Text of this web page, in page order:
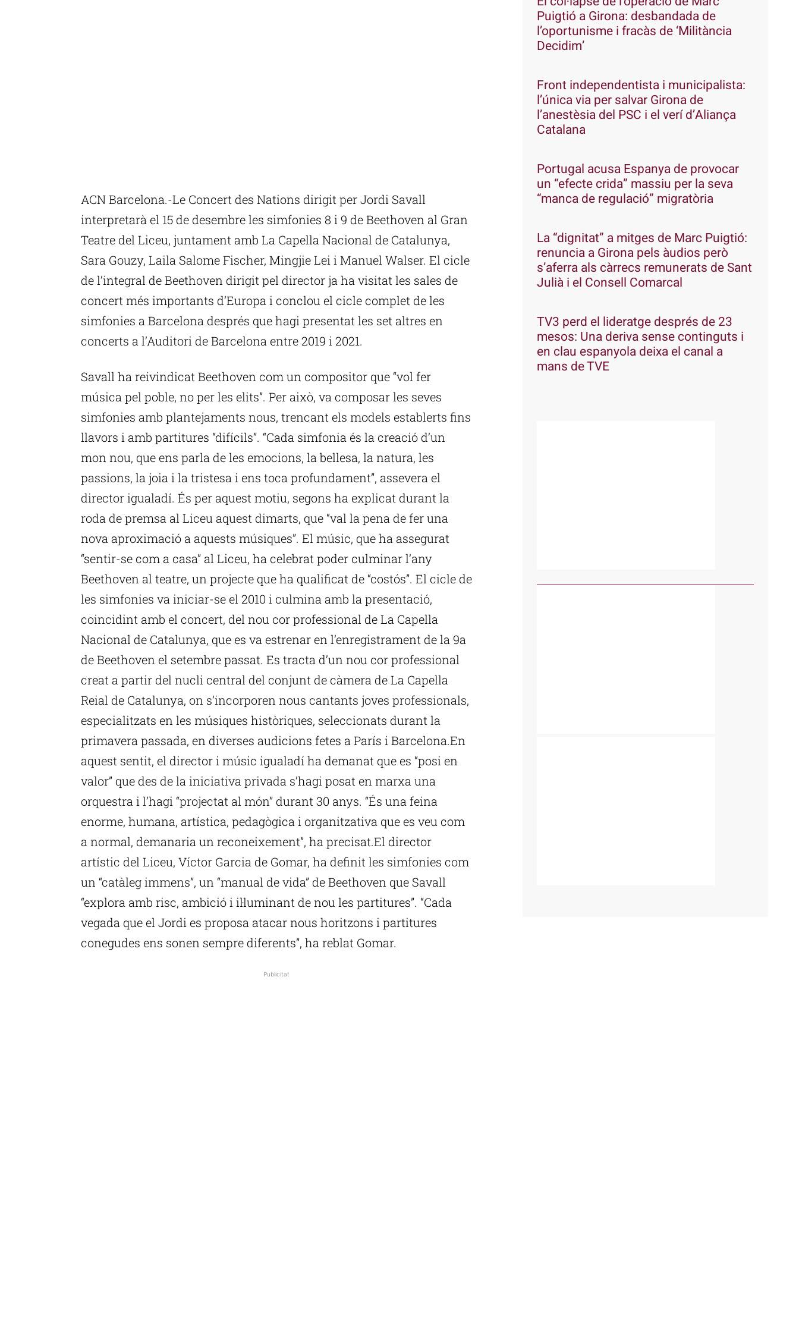
ACN Barcelona.-Le Concert des Nations dirigit per Jordi Savall
interpretarà el 15 de desembre les simfonies 8 i 9 de Beethoven al Gran
Teatre del Liceu, juntament amb La Capella Nacional de Catalunya,
Sara Gouzy, Laila Salome Fischer, Mingjie Lei i Manuel Walser. El cicle
de l’integral de Beethoven dirigit pel director ja ha visitat les sales de
concert més importants d’Europa i conclou el cicle complet de les
simfonies a Barcelona després que hagi presentat les set altres en
concerts a l’Auditori de Barcelona entre 2019 i 2021.
Savall ha reivindicat Beethoven com un compositor que “vol fer
música pel poble, no per les elits”. Per això, va composar les seves
simfonies amb plantejaments nous, trencant els models establerts fins
llavors i amb partitures “difícils”. “Cada simfonia és la creació d’un
mon nou, que ens parla de les emocions, la bellesa, la natura, les
passions, la joia i la tristesa i ens toca profundament”, assevera el
director igualadí. És per aquest motiu, segons ha explicat durant la
roda de premsa al Liceu aquest dimarts, que “val la pena de fer una
nova aproximació a aquests músiques”. El músic, que ha assegurat
“sentir-se com a casa” al Liceu, ha celebrat poder culminar l’any
Beethoven al teatre, un projecte que ha qualificat de “costós”. El cicle de
les simfonies va iniciar-se el 2010 i culmina amb la presentació,
coincidint amb el concert, del nou cor professional de La Capella
Nacional de Catalunya, que es va estrenar en l’enregistrament de la 9a
de Beethoven el setembre passat. Es tracta d’un nou cor professional
creat a partir del nucli central del conjunt de càmera de La Capella
Reial de Catalunya, on s’incorporen nous cantants joves professionals,
especialitzats en les músiques històriques, seleccionats durant la
primavera passada, en diverses audicions fetes a París i Barcelona.En
aquest sentit, el director i músic igualadí ha demanat que es “posi en
valor” que des de la iniciativa privada s’hagi posat en marxa una
orquestra i l’hagi “projectat al món” durant 30 anys. “És una feina
enorme, humana, artística, pedagògica i organitzativa que es veu com
a normal, demanaria un reconeixement”, ha precisat.El director
artístic del Liceu, Víctor Garcia de Gomar, ha definit les simfonies com
un “catàleg immens”, un “manual de vida” de Beethoven que Savall
“explora amb risc, ambició i il·luminant de nou les partitures”. “Cada
vegada que el Jordi es proposa atacar nous horitzons i partitures
conegudes ens sonen sempre diferents”, ha reblat Gomar.
Publicitat
Puigtió a Girona: desbandada de
l’oportunisme i fracàs de ‘Militància
Decidim’
Front independentista i municipalista:
l’única via per salvar Girona de
l’anestèsia del PSC i el verí d’Aliança
Catalana
Portugal acusa Espanya de provocar
un “efecte crida” massiu per la seva
“manca de regulació” migratòria
La “dignitat” a mitges de Marc Puigtió:
renuncia a Girona pels àudios però
s’aferra als càrrecs remunerats de Sant
Julià i el Consell Comarcal
TV3 perd el lideratge després de 23
mesos: Una deriva sense continguts i
en clau espanyola deixa el canal a
mans de TVE